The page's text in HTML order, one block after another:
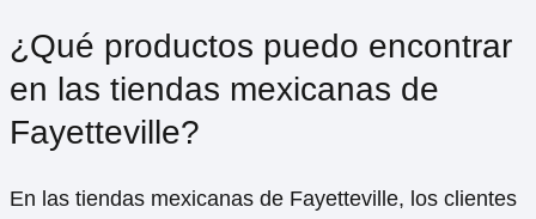
¿Qué productos puedo encontrar
en las tiendas mexicanas de
Fayetteville?
En las tiendas mexicanas de Fayetteville, los clientes